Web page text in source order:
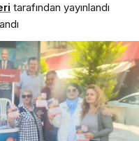
tarafından yayınlandı